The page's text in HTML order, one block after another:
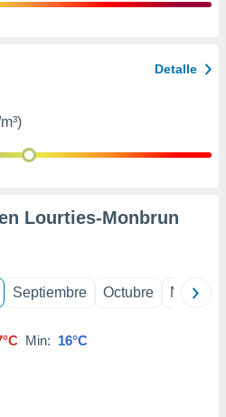
Detalle
Lourties-Monbrun
Septiembre Octubre
Min: 16°C